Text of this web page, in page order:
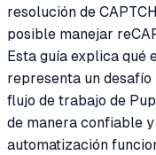
resolución de
posible manejar
Esta guía explica qué
representa un
flujo de trabajo de
de manera confiable
automatización